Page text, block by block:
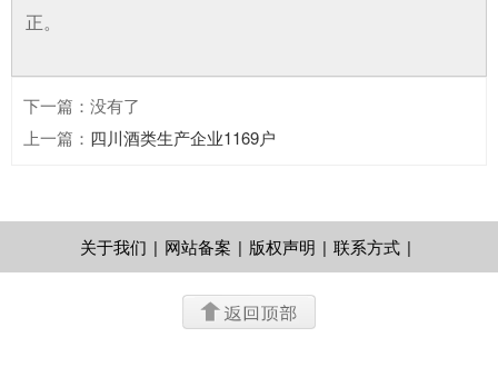
正。
下一篇 ：没有了
上一篇 ： 四川酒类生产企业1169户
关于我们 | 网站备案 | 版权声明 | 联系方式 |